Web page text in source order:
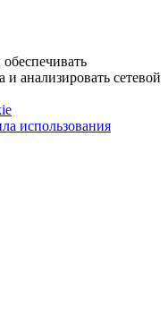
анализировать сетевой
использования